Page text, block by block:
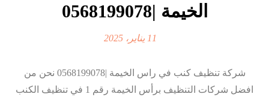
الخيمة |0568199078
11 يناير، 2025
شركة تنظيف كنب في راس الخيمة |0568199078 نحن من
افضل شركات التنظيف برأس الخيمة رقم 1 في تنظيف الكنب